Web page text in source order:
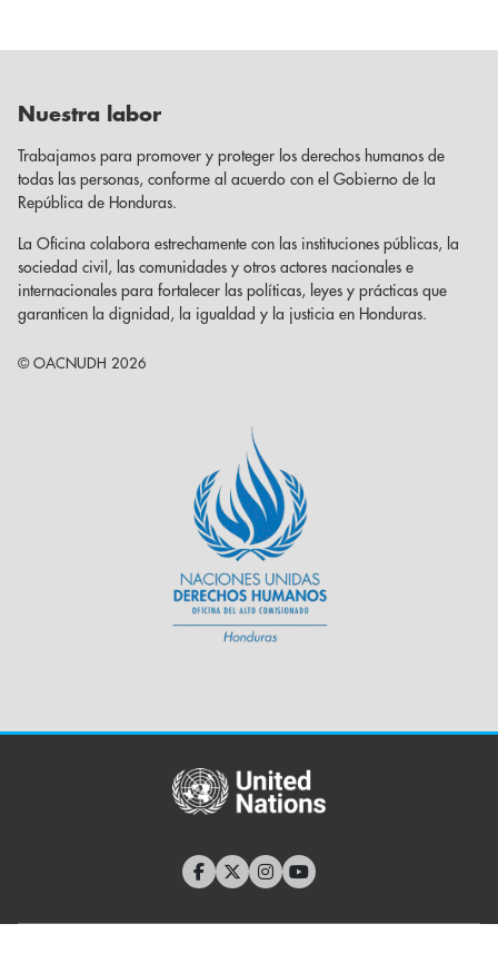
Nuestra labor
Trabajamos para promover y proteger los derechos humanos de
todas las personas, conforme al acuerdo con el Gobierno de la
República de Honduras.
La Oficina colabora estrechamente con las instituciones públicas, la
sociedad civil, las comunidades y otros actores nacionales e
internacionales para fortalecer las políticas, leyes y prácticas que
garanticen la dignidad, la igualdad y la justicia en Honduras.
© OACNUDH 2026